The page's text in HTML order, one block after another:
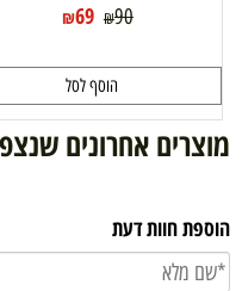
₪90
₪69
הוסף לסל
מוצרים אחרונים
הוספת חוות דעת